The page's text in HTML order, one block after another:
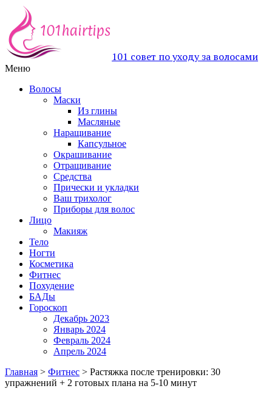
101 совет по уходу за волосами
Меню
Волосы
Маски
Из глины
Масляные
Наращивание
Капсульное
Окрашивание
Отращивание
Средства
Прически и укладки
Ваш трихолог
Приборы для волос
Лицо
Макияж
Тело
Ногти
Косметика
Фитнес
Похудение
БАДы
Гороскоп
Декабрь 2023
Январь 2024
Февраль 2024
Апрель 2024
Главная > Фитнес > Растяжка после тренировки: 30
упражнений + 2 готовых плана на 5-10 минут